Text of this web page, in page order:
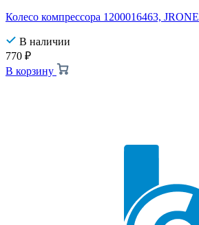
Колесо компрессора 1200016463, JRONE
В наличии
770 ₽
В корзину